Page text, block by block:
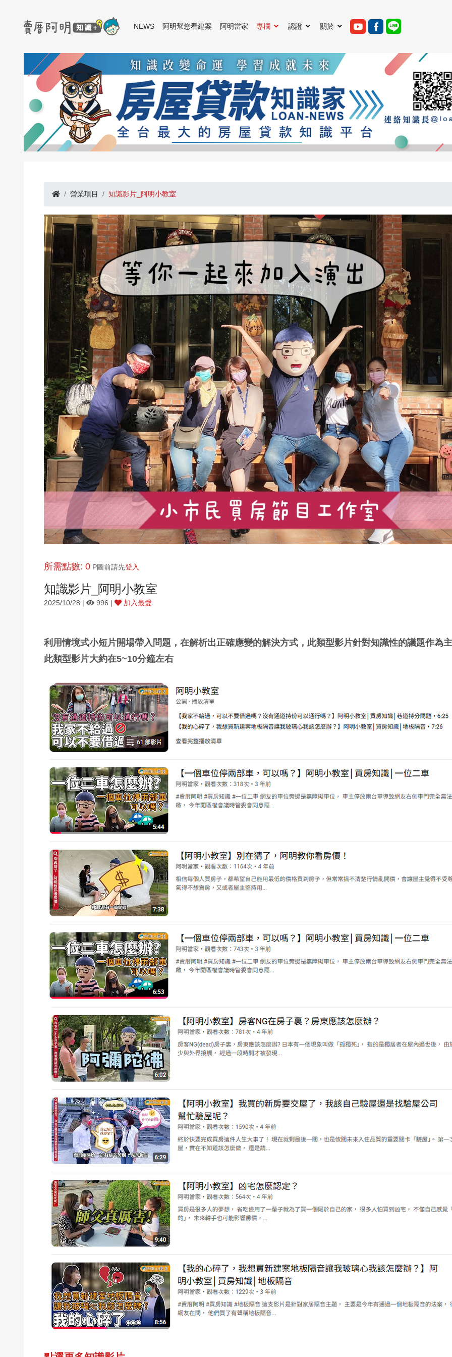
NEWS 阿明幫您看建案 阿明當家 專欄 認證 關於
營業項目 知識影片_阿明小教室
所需點數: 0 P圖前請先登入
知識影片_阿明小教室
2025/10/28 | 996 | 加入最愛
利用情境式小短片開場帶入問題，在解析出正確應變的解決方式，此類型影片針對知識性的議題作為
此類型影片大約在5~10分鐘左右